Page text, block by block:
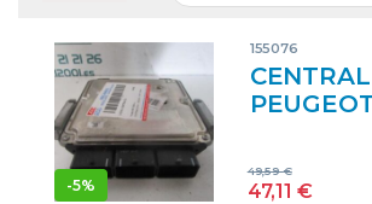
-5%
155076
125 KW
47,11 €
49,59€